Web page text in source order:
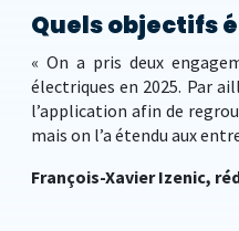
Quels objectifs
« On a pris deux
électriques en 2025. Par
l’application afin de
mais on l’a étendu aux
François-Xavier Izenic,